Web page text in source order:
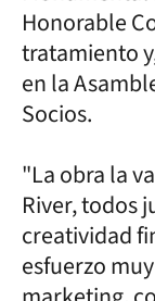
Honorable
tratamiento
en la
Socios.
"La obra la
River, todos
creatividad
esfuerzo